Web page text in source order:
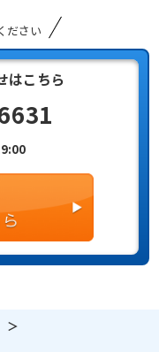
ださい
はこちら
＞